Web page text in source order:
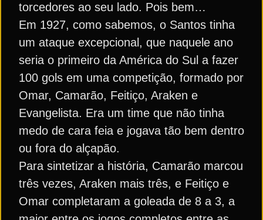
torcedores ao seu lado. Pois bem…
Em 1927, como sabemos, o Santos tinha
um ataque excepcional, que naquele ano
seria o primeiro da América do Sul a fazer
100 gols em uma competição, formado por
Omar, Camarão, Feitiço, Araken e
Evangelista. Era um time que não tinha
medo de cara feia e jogava tão bem dentro
ou fora do alçapão.
Para sintetizar a história, Camarão marcou
três vezes, Araken mais três, e Feitiço e
Omar completaram a goleada de 8 a 3, a